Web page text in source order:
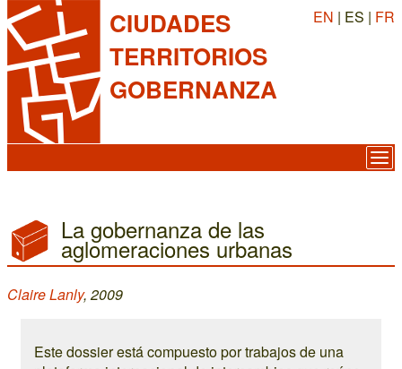
CIUDADES
TERRITORIOS
GOBERNANZA
EN | ES | FR
La gobernanza de las
aglomeraciones urbanas
Claire Lanly, 2009
Este dossier está compuesto por trabajos de una